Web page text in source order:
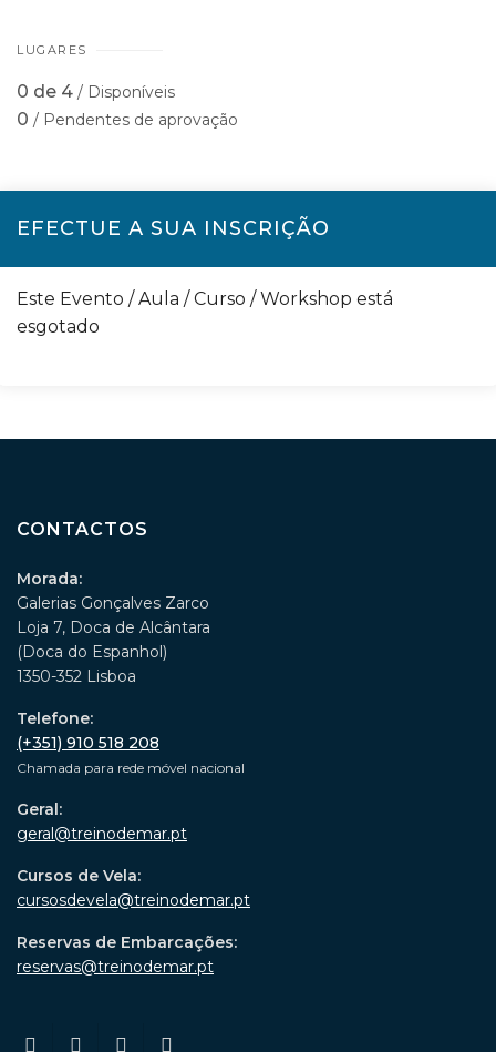
LUGARES
0 de 4 / Disponíveis
0 / Pendentes de aprovação
EFECTUE A SUA INSCRIÇÃO
Este Evento / Aula / Curso / Workshop está
esgotado
CONTACTOS
Morada:
Galerias Gonçalves Zarco
Loja 7, Doca de Alcântara
(Doca do Espanhol)
1350-352 Lisboa
Telefone:
(+351) 910 518 208
Chamada para rede móvel nacional
Geral:
geral@treinodemar.pt
Cursos de Vela:
cursosdevela@treinodemar.pt
Reservas de Embarcações:
reservas@treinodemar.pt